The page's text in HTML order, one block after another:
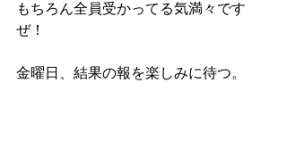
もちろん全員受かってる気満々です
ぜ！
金曜日、結果の報を楽しみに待つ。